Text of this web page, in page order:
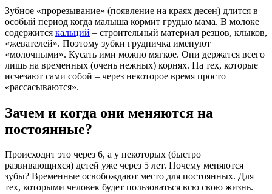
Зубное «прорезывание» (появление на краях десен) длится в
особый период когда малыша кормит грудью мама. В молоке
содержится кальций – строительный материал резцов, клыков,
«жевателей». Поэтому зубки грудничка именуют
«молочными». Кусать ими можно мягкое. Они держатся всего
лишь на временных (очень нежных) корнях. На тех, которые
исчезают сами собой – через некоторое время просто
«рассасываются».
Зачем и когда они меняются на
постоянные?
Происходит это через 6, а у некоторых (быстро
развивающихся) детей уже через 5 лет. Почему меняются
зубы? Временные освобождают место для постоянных. Для
тех, которыми человек будет пользоваться всю свою жизнь.